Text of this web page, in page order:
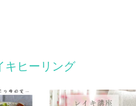
キヒーリング